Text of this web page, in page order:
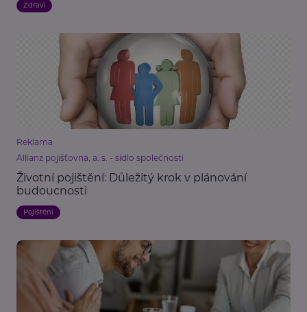
Zdraví
Reklama
Allianz pojišťovna, a. s. - sídlo společnosti
Životní pojištění: Důležitý krok v plánování
budoucnosti
Pojištění